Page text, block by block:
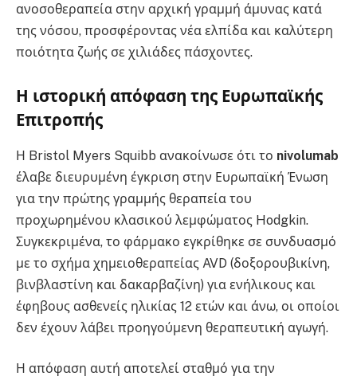
ανοσοθεραπεία στην αρχική γραμμή άμυνας κατά
της νόσου, προσφέροντας νέα ελπίδα και καλύτερη
ποιότητα ζωής σε χιλιάδες πάσχοντες.
Η ιστορική απόφαση της Ευρωπαϊκής
Επιτροπής
Η Bristol Myers Squibb ανακοίνωσε ότι το nivolumab
έλαβε διευρυμένη έγκριση στην Ευρωπαϊκή Ένωση
για την πρώτης γραμμής θεραπεία του
προχωρημένου κλασικού λεμφώματος Hodgkin.
Συγκεκριμένα, το φάρμακο εγκρίθηκε σε συνδυασμό
με το σχήμα χημειοθεραπείας AVD (δοξορουβικίνη,
βινβλαστίνη και δακαρβαζίνη) για ενήλικους και
έφηβους ασθενείς ηλικίας 12 ετών και άνω, οι οποίοι
δεν έχουν λάβει προηγούμενη θεραπευτική αγωγή.
Η απόφαση αυτή αποτελεί σταθμό για την